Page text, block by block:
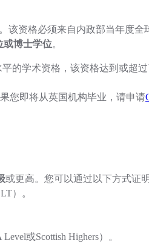
。该资格必须来自内政部当年度全
或博士学位。
的学术资格，该资格达到或超
您即将从英国机构毕业，请申请
或更高。您可以通过以下方式证
）。
或Scottish Highers）。